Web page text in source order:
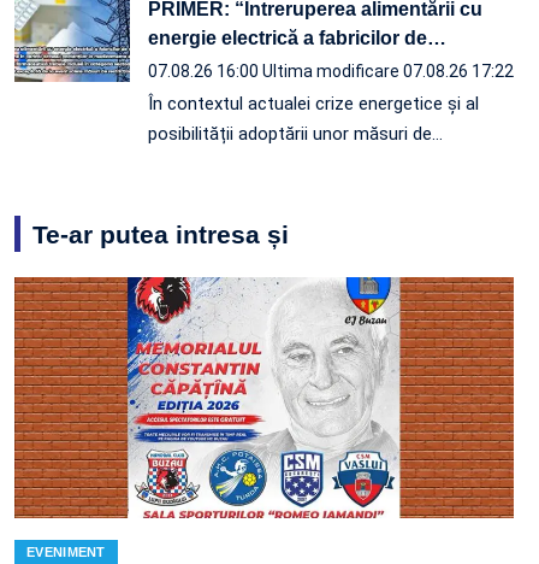
PRIMER: “Întreruperea alimentării cu
energie electrică a fabricilor de…
07.08.26 16:00 Ultima modificare 07.08.26 17:22
În contextul actualei crize energetice și al
posibilității adoptării unor măsuri de…
Te-ar putea intresa și
EVENIMENT